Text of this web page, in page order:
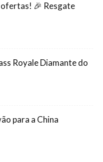
🎉 Resgate
Royale Diamante do
para a China